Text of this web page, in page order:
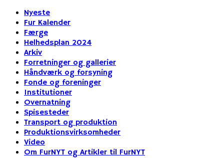
Nyeste
Fur Kalender
Færge
Helhedsplan 2024
Arkiv
Forretninger og gallerier
Håndværk og forsyning
Fonde og foreninger
Institutioner
Overnatning
Spisesteder
Transport og produktion
Produktionsvirksomheder
Video
Om FurNYT og Artikler til FurNYT